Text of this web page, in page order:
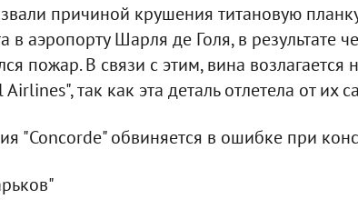
причиной крушения титановую
в аэропорту Шарля де Голя, в результате
пожар. В связи с этим, вина возлагается
так как эта деталь отлетела от их
"Concorde" обвиняется в ошибке при